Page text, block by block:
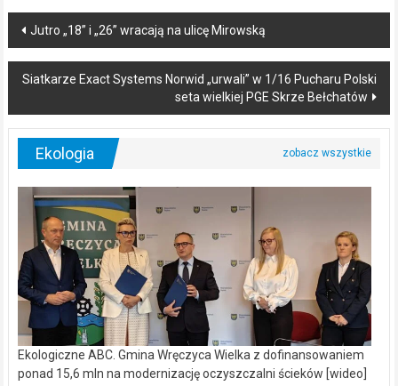
Post
navigation
Jutro „18” i „26” wracają na ulicę Mirowską
Siatkarze Exact Systems Norwid „urwali” w 1/16 Pucharu Polski
seta wielkiej PGE Skrze Bełchatów
Ekologia
Ekologiczne ABC. Gmina Wręczyca Wielka z dofinansowaniem
ponad 15,6 mln na modernizację oczyszczalni ścieków [wideo]